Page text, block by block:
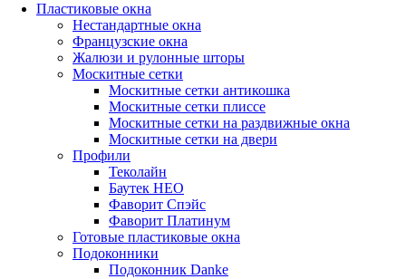
Пластиковые окна
Нестандартные окна
Французские окна
Жалюзи и рулонные шторы
Москитные сетки
Москитные сетки антикошка
Москитные сетки плиссе
Москитные сетки на раздвижные окна
Москитные сетки на двери
Профили
Теколайн
Баутек НЕО
Фаворит Спэйс
Фаворит Платинум
Готовые пластиковые окна
Подоконники
Подоконник Danke